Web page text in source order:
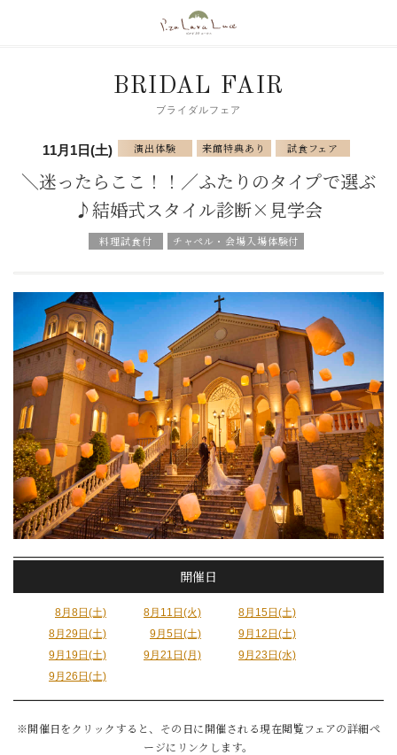
BRIDAL FAIR
ブライダルフェア
11月1日(土) 演出体験 来館特典あり 試食フェア
＼迷ったらここ！！／ふたりのタイプで選ぶ
♪結婚式スタイル診断×見学会
料理試食付 チャペル・会場入場体験付
開催日
8月8日(土) 8月11日(火)
8月15日(土)
8月29日(土)
9月5日(土)
9月12日(土)
9月19日(土)
9月21日(月)
9月23日(水)
9月26日(土)
※開催日をクリックすると、その日に開催される現在閲覧フェアの詳細ペ
ージにリンクします。